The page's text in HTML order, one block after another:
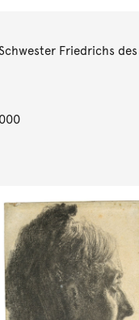
Friedrichs